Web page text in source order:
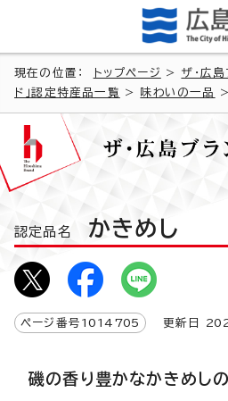
現在の位置： トップページ > ザ・広島
ド」認定特産品一覧
> 味わいの一品
認定品名 かきめし
ページ番号 1014705 更新日
磯の香り豊かなかきめし